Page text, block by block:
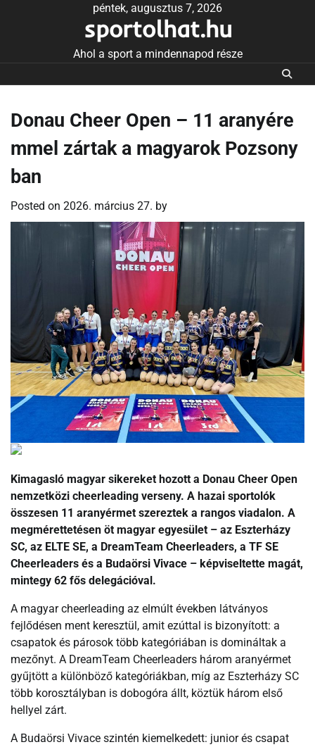
péntek, augusztus 7, 2026
sportolhat.hu
Ahol a sport a mindennapod része
Donau Cheer Open – 11 aranyére
mmel zártak a magyarok Pozsony
ban
Posted on 2026. március 27. by
Kimagasló magyar sikereket hozott a Donau Cheer Open
nemzetközi cheerleading verseny. A hazai sportolók
összesen 11 aranyérmet szereztek a rangos viadalon. A
megmérettetésen öt magyar egyesület – az Eszterházy
SC, az ELTE SE, a DreamTeam Cheerleaders, a TF SE
Cheerleaders és a Budaörsi Vivace – képviseltette magát,
mintegy 62 fős delegációval.
A magyar cheerleading az elmúlt években látványos
fejlődésen ment keresztül, amit ezúttal is bizonyított: a
csapatok és párosok több kategóriában is domináltak a
mezőnyt. A DreamTeam Cheerleaders három aranyérmet
gyűjtött a különböző kategóriákban, míg az Eszterházy SC
több korosztályban is dobogóra állt, köztük három első
hellyel zárt.
A Budaörsi Vivace szintén kiemelkedett: junior és csapat